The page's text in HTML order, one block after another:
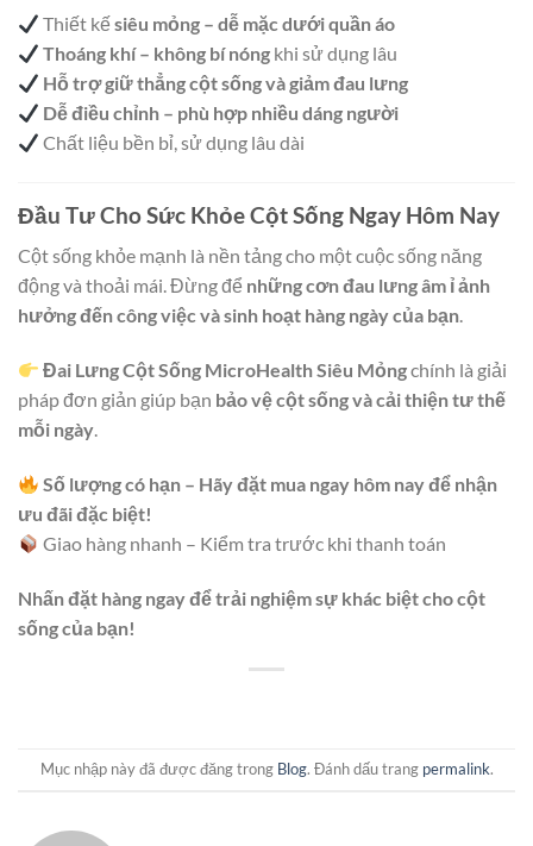
Thiết kếsiêu mỏng – dễ mặc dưới quần áo
Thoáng khí – không bí nóng khi sử dụng lâu
Hỗ trợ giữ thẳng cột sống và giảm đau lưng
Dễ điều chỉnh – phù hợp nhiều dáng người
Chất liệu bền bỉ, sử dụng lâu dài
Đầu Tư Cho Sức Khỏe Cột Sống Ngay Hôm Nay
Cột sống khỏe mạnh là nền tảng cho một cuộc sống năng
động và thoải mái. Đừng để những cơn đau lưng âm ỉ ảnh
hưởng đến công việc và sinh hoạt hàng ngày của bạn.
Đai Lưng Cột Sống MicroHealth Siêu Mỏngchính là giải
pháp đơn giản giúp bạn bảo vệ cột sống và cải thiện tư thế
mỗi ngày.
Số lượng có hạn – Hãy đặt mua ngay hôm nay để nhận
ưu đãi đặc biệt!
Giao hàng nhanh – Kiểm tra trước khi thanh toán
Nhấn đặt hàng ngay để trải nghiệm sự khác biệt cho cột
sống của bạn!
Mục nhập này đã được đăng trong Blog. Đánh dấu trang permalink.